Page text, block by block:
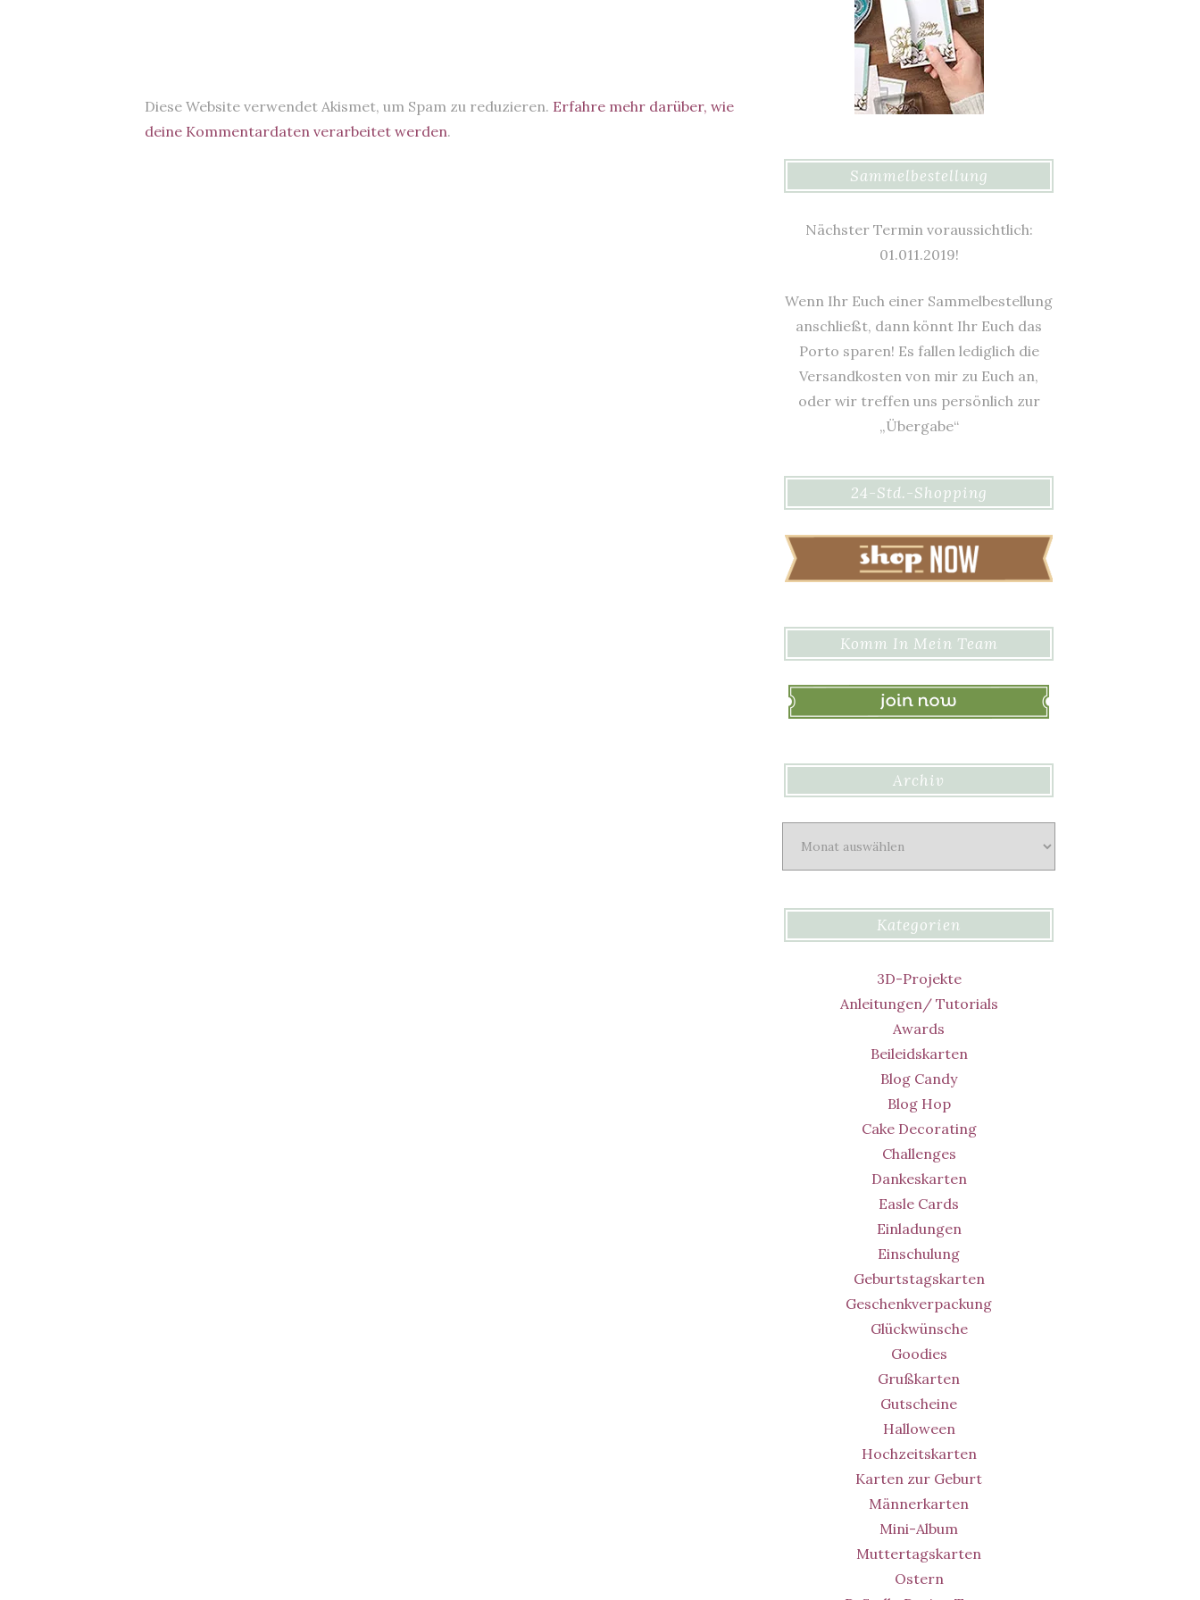
Diese Website verwendet Akismet, um Spam zu reduzieren. Erfahre mehr darüber, wie
deine Kommentardaten verarbeitet werden.
Sammelbestellung
Nächster Termin voraussichtlich:
01.011.2019!
Wenn Ihr Euch einer Sammelbestellung
anschließt, dann könnt Ihr Euch das
Porto sparen! Es fallen lediglich die
Versandkosten von mir zu Euch an,
oder wir treffen uns persönlich zur
„Übergabe“
24-Std.-Shopping
Komm In Mein Team
Archiv
Kategorien
3D-Projekte
Anleitungen/ Tutorials
Awards
Beileidskarten
Blog Candy
Blog Hop
Cake Decorating
Challenges
Dankeskarten
Easle Cards
Einladungen
Einschulung
Geburtstagskarten
Geschenkverpackung
Glückwünsche
Goodies
Grußkarten
Gutscheine
Halloween
Hochzeitskarten
Karten zur Geburt
Männerkarten
Mini-Album
Muttertagskarten
Ostern